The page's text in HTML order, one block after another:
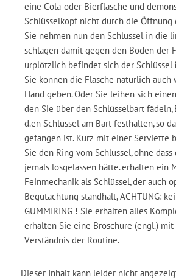
eine Cola-oder Bierflasche und
Schlüsselkopf nicht durch die Öffnung
Sie nehmen nun den Schlüssel in die
schlagen damit gegen den Boden der
urplötzlich befindet sich der Schlüssel
Sie können die Flasche natürlich auch
Hand geben. Oder Sie leihen sich
den Sie über den Schlüsselbart fädeln,
d.en Schlüssel am Bart festhalten, so
gefangen ist. Kurz mit einer Serviette
Sie den Ring vom Schlüssel, ohne
jemals losgelassen hätte. erhalten ein
Feinmechanik als Schlüssel, der auch
Begutachtung standhält, ACHTUNG:
GUMMIRING ! Sie erhalten alles
erhalten Sie eine Broschüre (engl.)
Verständnis der Routine.
Dieser Inhalt kann leider nicht